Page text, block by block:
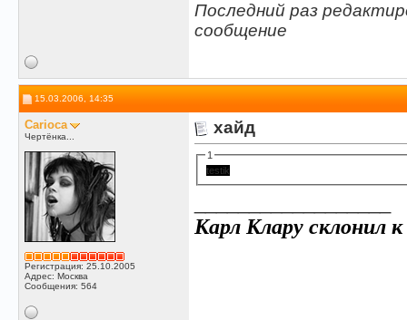
Последний раз
сообщение
15.03.2006, 14:35
Carioca
Чертёнка...
Регистрация: 25.10.2005
Адрес: Москва
Сообщения: 564
хайд
1
testik
Карл Клару склонил